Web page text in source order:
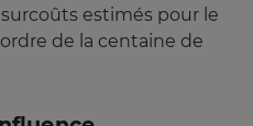
estimés pour le
de la centaine de